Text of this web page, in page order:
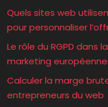
Quels sites web
pour personnaliser
Le rôle du RGPD dans
marketing
Calculer la marge
entrepreneurs du web